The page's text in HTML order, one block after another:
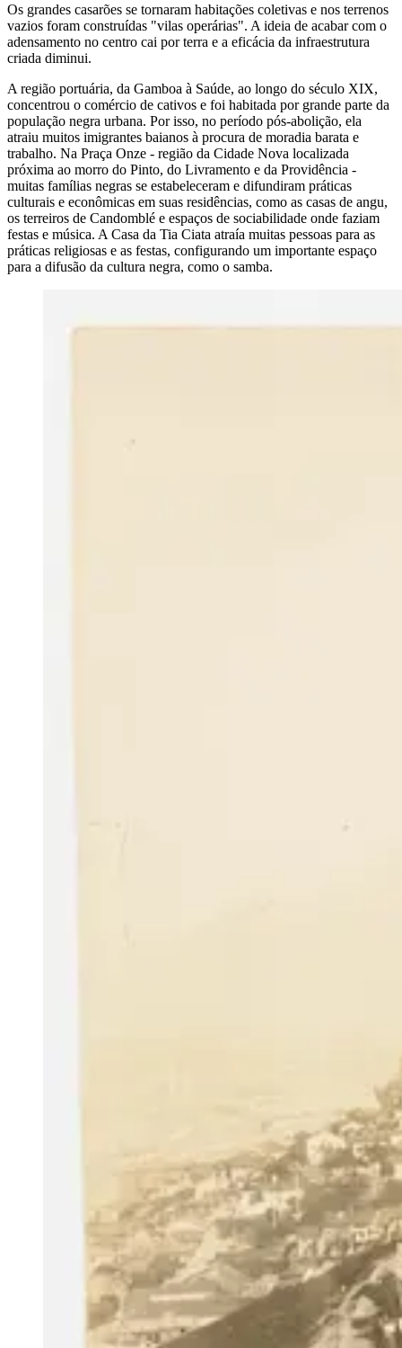
Os grandes casarões se tornaram habitações coletivas e nos terrenos
vazios foram construídas "vilas operárias". A ideia de acabar com o
adensamento no centro cai por terra e a eficácia da infraestrutura
criada diminui.
A região portuária, da Gamboa à Saúde, ao longo do século XIX,
concentrou o comércio de cativos e foi habitada por grande parte da
população negra urbana. Por isso, no período pós-abolição, ela
atraiu muitos imigrantes baianos à procura de moradia barata e
trabalho. Na Praça Onze - região da Cidade Nova localizada
próxima ao morro do Pinto, do Livramento e da Providência -
muitas famílias negras se estabeleceram e difundiram práticas
culturais e econômicas em suas residências, como as casas de angu,
os terreiros de Candomblé e espaços de sociabilidade onde faziam
festas e música. A Casa da Tia Ciata atraía muitas pessoas para as
práticas religiosas e as festas, configurando um importante espaço
para a difusão da cultura negra, como o samba.